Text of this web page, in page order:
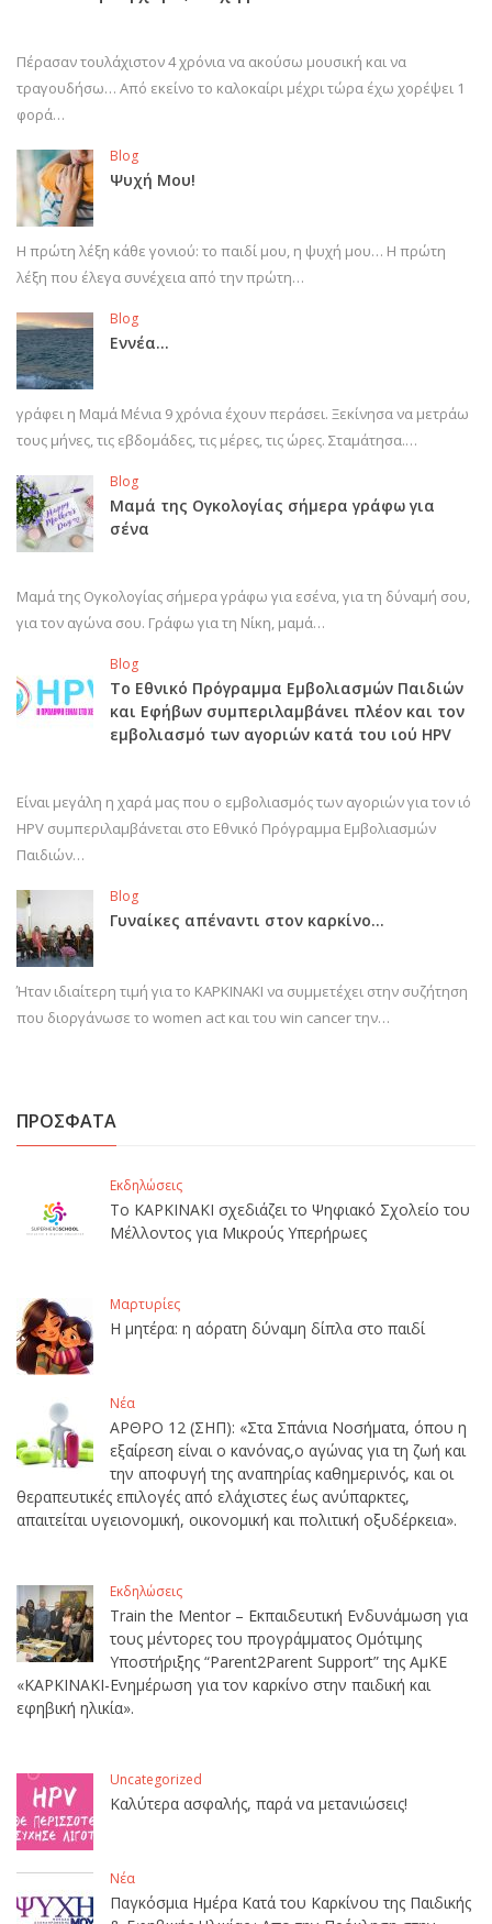
Πέρασαν τουλάχιστον 4 χρόνια να ακούσω μουσική και να
τραγουδήσω… Από εκείνο το καλοκαίρι μέχρι τώρα έχω χορέψει 1
φορά…
Blog
Ψυχή Μου!
Η πρώτη λέξη κάθε γονιού: το παιδί μου, η ψυχή μου… Η πρώτη
λέξη που έλεγα συνέχεια από την πρώτη…
Blog
Εννέα…
γράφει η Μαμά Μένια 9 χρόνια έχουν περάσει. Ξεκίνησα να μετράω
τους μήνες, τις εβδομάδες, τις μέρες, τις ώρες. Σταμάτησα.…
Blog
Μαμά της Ογκολογίας σήμερα γράφω για
σένα
Μαμά της Ογκολογίας σήμερα γράφω για εσένα, για τη δύναμή σου,
για τον αγώνα σου. Γράφω για τη Νίκη, μαμά…
Blog
Το Εθνικό Πρόγραμμα Εμβολιασμών Παιδιών
και Εφήβων συμπεριλαμβάνει πλέον και τον
εμβολιασμό των αγοριών κατά του ιού HPV
Είναι μεγάλη η χαρά μας που ο εμβολιασμός των αγοριών για τον ιό
HPV συμπεριλαμβάνεται στο Εθνικό Πρόγραμμα Εμβολιασμών
Παιδιών…
Blog
Γυναίκες απέναντι στον καρκίνο…
Ήταν ιδιαίτερη τιμή για το ΚΑΡΚΙΝΑΚΙ να συμμετέχει στην συζήτηση
που διοργάνωσε το women act και του win cancer την…
ΠΡΟΣΦΑΤΑ
Εκδηλώσεις
Το ΚΑΡΚΙΝΑΚΙ σχεδιάζει το Ψηφιακό Σχολείο του
Μέλλοντος για Μικρούς Υπερήρωες
Μαρτυρίες
Η μητέρα: η αόρατη δύναμη δίπλα στο παιδί
Νέα
ΑΡΘΡΟ 12 (ΣΗΠ): «Στα Σπάνια Νοσήματα, όπου η
εξαίρεση είναι ο κανόνας,ο αγώνας για τη ζωή και
την αποφυγή της αναπηρίας καθημερινός, και οι
θεραπευτικές επιλογές από ελάχιστες έως ανύπαρκτες,
απαιτείται υγειονομική, οικονομική και πολιτική οξυδέρκεια».
Εκδηλώσεις
Train the Mentor – Εκπαιδευτική Ενδυνάμωση για
τους μέντορες του προγράμματος Ομότιμης
Υποστήριξης “Parent2Parent Support” της ΑμΚΕ
«ΚΑΡΚΙΝΑΚΙ-Ενημέρωση για τον καρκίνο στην παιδική και
εφηβική ηλικία».
Uncategorized
Καλύτερα ασφαλής, παρά να μετανιώσεις!
Νέα
Παγκόσμια Ημέρα Κατά του Καρκίνου της Παιδικής